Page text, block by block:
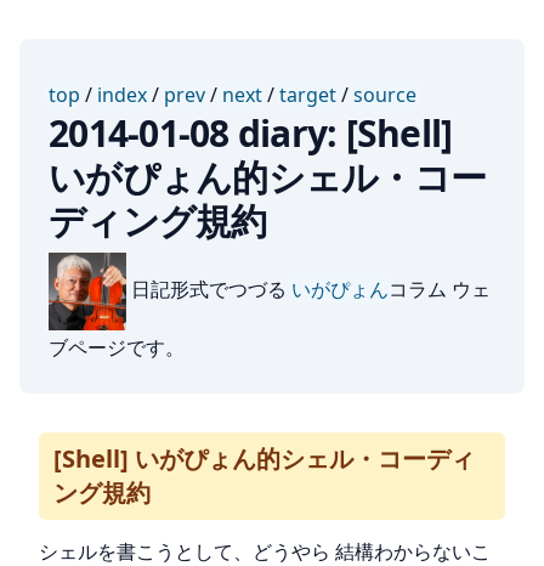
top / index/ prev/ next/target/source
2014-01-08 diary: [Shell]
いがぴょん的シェル・コー
ディング規約
日記形式でつづる いがぴょんコラム ウェ
ブページです。
[Shell] いがぴょん的シェル・コーディ
ング規約
シェルを書こうとして、どうやら 結構わからないこ